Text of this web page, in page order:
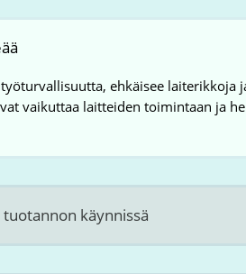
ehkäisee
vaikuttaa laitteiden toimintaan ja
käynnissä